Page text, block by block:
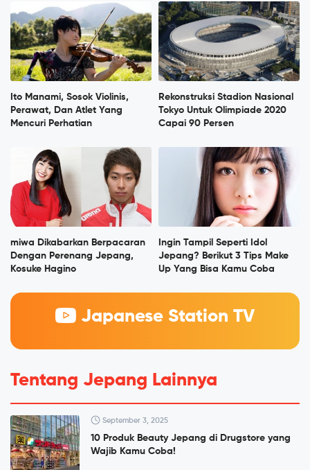
Ito Manami, Sosok Violinis,
Perawat, Dan Atlet Yang
Mencuri Perhatian
Rekonstruksi Stadion Nasional
Tokyo Untuk Olimpiade 2020
Capai 90 Persen
miwa Dikabarkan Berpacaran
Dengan Perenang Jepang,
Kosuke Hagino
Ingin Tampil Seperti Idol
Jepang? Berikut 3 Tips Make
Up Yang Bisa Kamu Coba
Japanese Station TV
Tentang Jepang Lainnya
September 3, 2025
10 Produk Beauty Jepang di Drugstore yang
Wajib Kamu Coba!